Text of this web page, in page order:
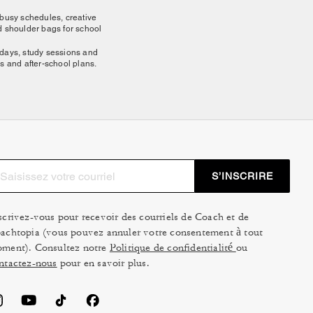
schedules, creative
shoulder bags for school
study sessions and
and after-school plans.
bag with back-to-
self-expression. Add
yours. A Glovetanned
with age.
look with wallets, bag
bag.
styling. Then discover
character.
S’INSCRIRE
vous pour recevoir des courriels de Coach et de
(vous pouvez annuler votre consentement à tout
Consultez notre Politique de confidentialité ou
nous pour en savoir plus.